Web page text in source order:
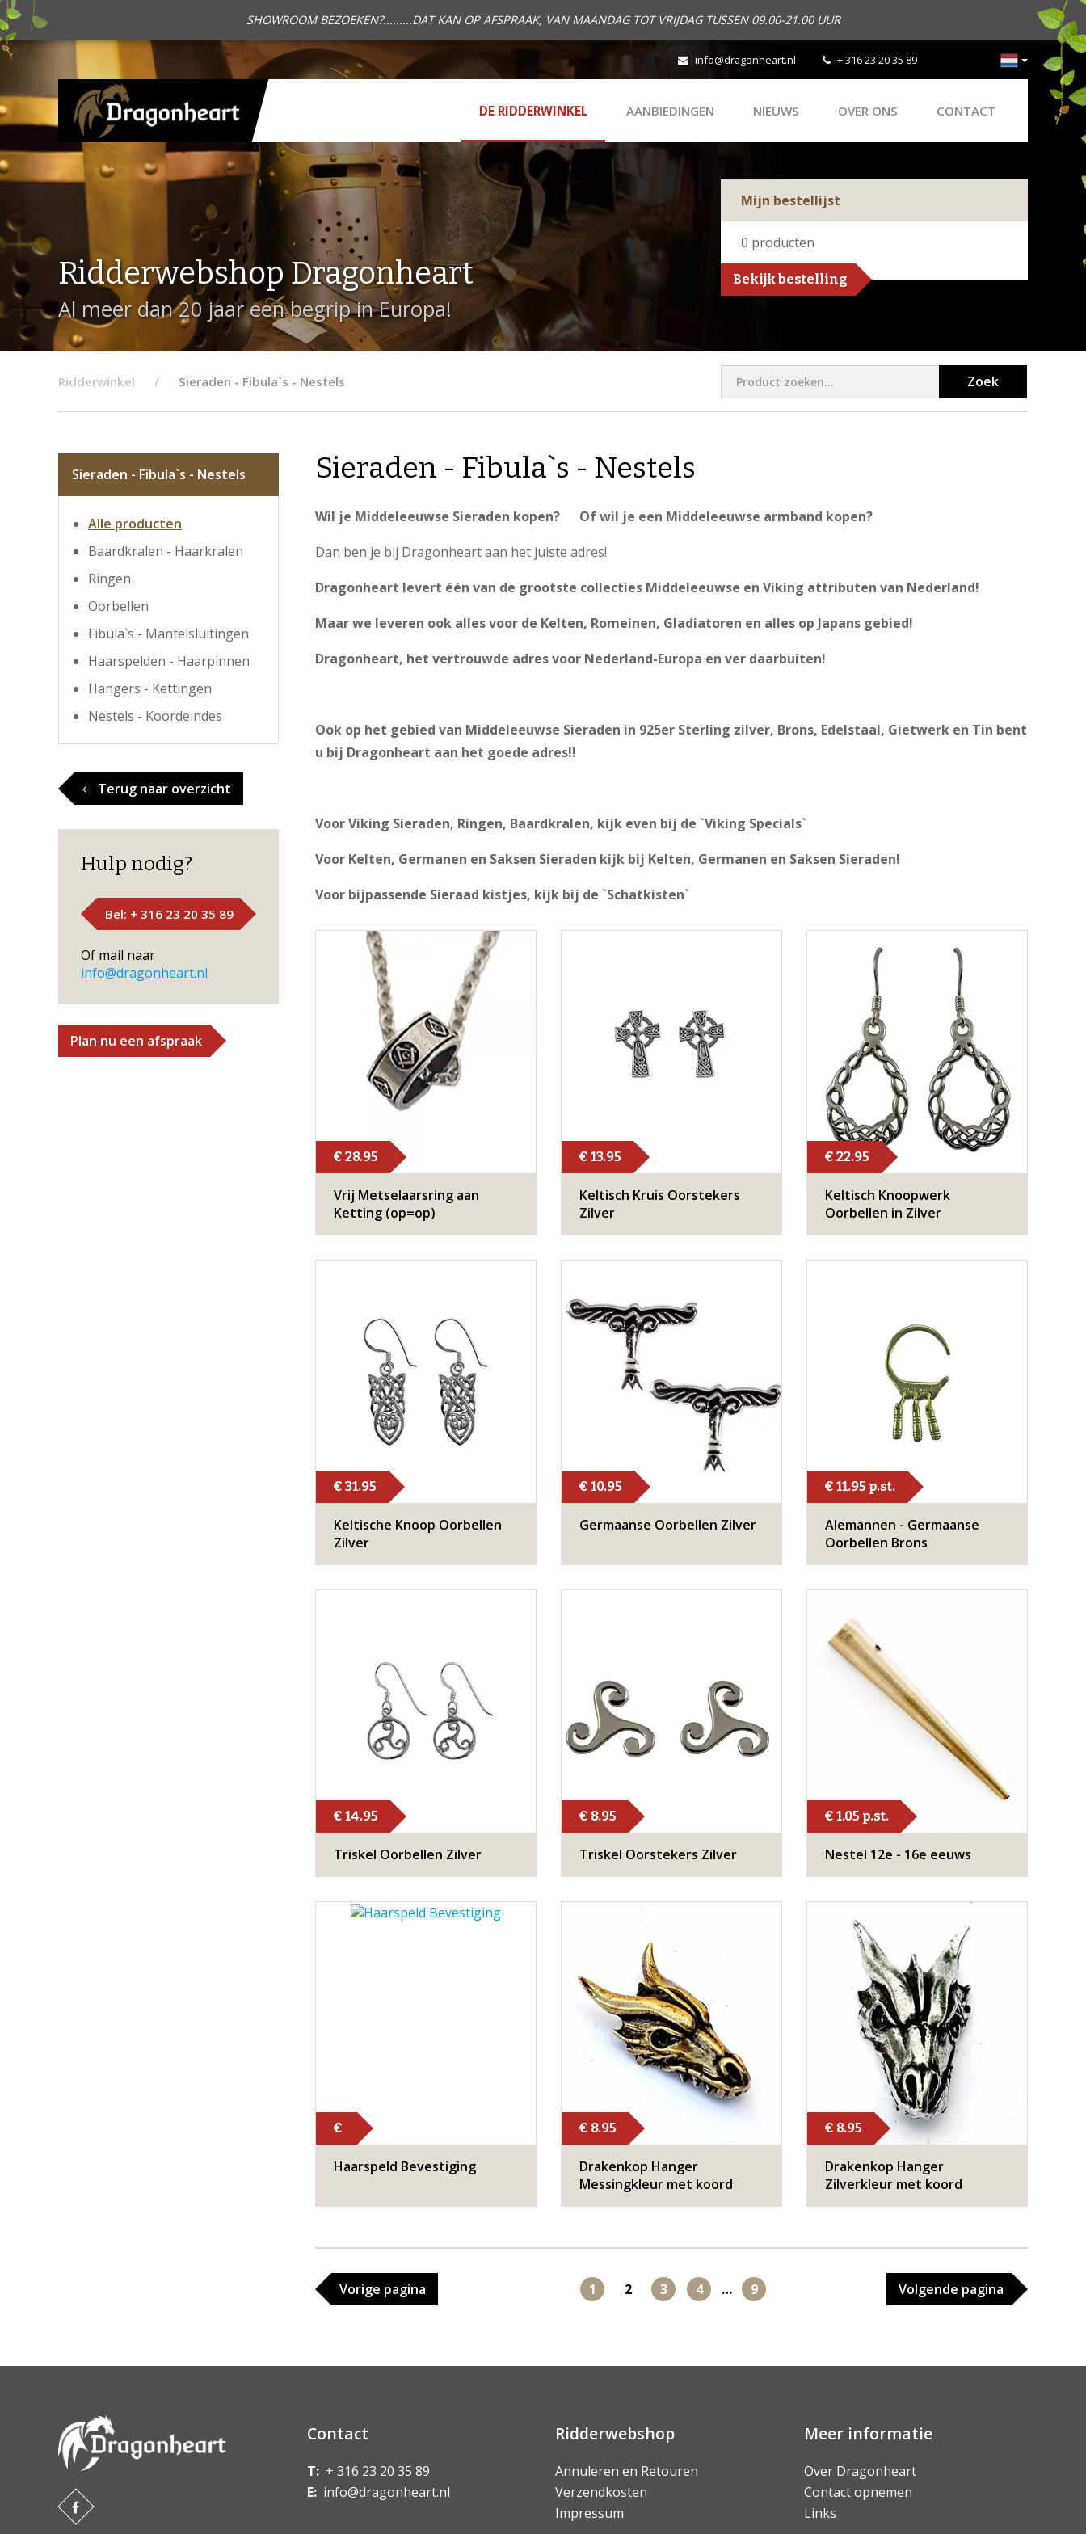
SHOWROOM BEZOEKEN?.........DAT KAN OP AFSPRAAK, VAN MAANDAG TOT VRIJDAG TUSSEN 09.00-21.00 UUR
info@dragonheart.nl + 316 23 20 35 89
DE RIDDERWINKEL AANBIEDINGEN NIEUWS OVER ONS CONTACT
Ridderwebshop Dragonheart
Al meer dan 20 jaar een begrip in Europa!
Mijn bestellijst
0 producten
Bekijk bestelling
Ridderwinkel Sieraden - Fibula`s - Nestels Zoek
Sieraden - Fibula`s - Nestels
Alle producten
Baardkralen - Haarkralen
Ringen
Oorbellen
Fibula`s - Mantelsluitingen
Haarspelden - Haarpinnen
Hangers - Kettingen
Nestels - Koordeindes
Terug naar overzicht
Hulp nodig?
Bel: + 316 23 20 35 89
Of mail naar
info@dragonheart.nl
Plan nu een afspraak
Sieraden - Fibula`s - Nestels
Wil je Middeleeuwse Sieraden kopen? Of wil je een Middeleeuwse armband kopen?
Dan ben je bij Dragonheart aan het juiste adres!
Dragonheart levert één van de grootste collecties Middeleeuwse en Viking attributen van Nederland!
Maar we leveren ook alles voor de Kelten, Romeinen, Gladiatoren en alles op Japans gebied!
Dragonheart, het vertrouwde adres voor Nederland-Europa en ver daarbuiten!
Ook op het gebied van Middeleeuwse Sieraden in 925er Sterling zilver, Brons, Edelstaal, Gietwerk en Tin bent
u bij Dragonheart aan het goede adres!!
Voor Viking Sieraden, Ringen, Baardkralen, kijk even bij de `Viking Specials`
Voor Kelten, Germanen en Saksen Sieraden kijk bij Kelten, Germanen en Saksen Sieraden!
Voor bijpassende Sieraad kistjes, kijk bij de `Schatkisten`
€ 28.95
Vrij Metselaarsring aan
Ketting (op=op)
€ 13.95
Keltisch Kruis Oorstekers
Zilver
€ 22.95
Keltisch Knoopwerk
Oorbellen in Zilver
€ 31.95
Keltische Knoop Oorbellen
Zilver
€ 10.95
Germaanse Oorbellen Zilver
€ 11.95 p.st.
Alemannen - Germaanse
Oorbellen Brons
€ 14.95
Triskel Oorbellen Zilver
€ 8.95
Triskel Oorstekers Zilver
€ 1.05 p.st.
Nestel 12e - 16e eeuws
€
Haarspeld Bevestiging
€ 8.95
Drakenkop Hanger
Messingkleur met koord
€ 8.95
Drakenkop Hanger
Zilverkleur met koord
Vorige pagina 1 2 3 4 … 9 Volgende pagina
Contact
T: + 316 23 20 35 89
E: info@dragonheart.nl
Ridderwebshop
Annuleren en Retouren
Verzendkosten
Impressum
Meer informatie
Over Dragonheart
Contact opnemen
Links